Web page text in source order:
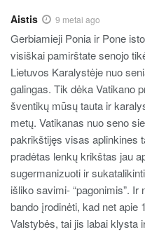
Aistis 9 metai ago
Gerbiamieji Ponia ir Pone
visiškai pamirštate senojo
Lietuvos Karalystėje nuo
galingas. Tik dėka Vatikano
šventikų mūsų tauta ir
metų. Vatikanas nuo seno
pakrikštijęs visas aplinkines
pradėtas lenkų krikštas jau
sugermanizuoti ir
išliko savimi- “pagonimis”.
bando įrodinėti, kad net apie
Valstybės, tai jis labai klysta